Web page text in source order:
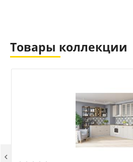
Товары коллекции
